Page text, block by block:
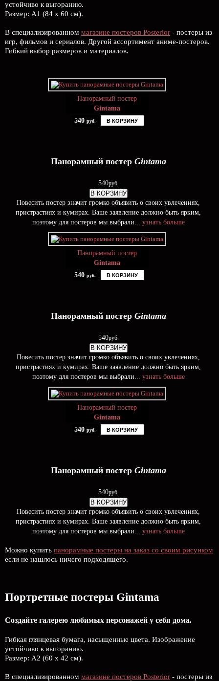
устойчиво к выгоранию.
Размер: А1 (84 х 60 см).
В специализированном магазине постеров Posterior - постеры из
игр, фильмов и сериалов. Другой ассортимент аниме-постеров.
Гибкий выбор размеров и материалов.
Панорамный постер
Gintama
540 руб. В КОРЗИНУ
Панорамный постер Gintama
540руб.
В КОРЗИНУ
Повесить постер значит громко объявить о своих увлечениях,
пристрастиях и кумирах. Ваше заявление должно быть ярким,
поэтому для постеров мы выбрали... узнать больше
Панорамный постер
Gintama
540 руб. В КОРЗИНУ
Панорамный постер Gintama
540руб.
В КОРЗИНУ
Повесить постер значит громко объявить о своих увлечениях,
пристрастиях и кумирах. Ваше заявление должно быть ярким,
поэтому для постеров мы выбрали... узнать больше
Панорамный постер
Gintama
540 руб. В КОРЗИНУ
Панорамный постер Gintama
540руб.
В КОРЗИНУ
Повесить постер значит громко объявить о своих увлечениях,
пристрастиях и кумирах. Ваше заявление должно быть ярким,
поэтому для постеров мы выбрали... узнать больше
Можно купить панорамные постеры на заказ со своим рисунком
если не нашлось ничего подходящего.
Портретные постеры Gintama
Создайте галерею любимых персонажей у себя дома.
Гибкая глянцевая бумага, насыщенные цвета. Изображение
устойчиво к выгоранию.
Размер: А2 (60 х 42 см).
В специализированном магазине постеров Posterior - постеры из